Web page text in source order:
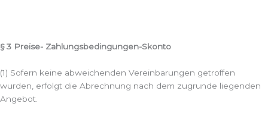
§ 3 Preise- Zahlungsbedingungen-Skonto
(1) Sofern keine abweichenden Vereinbarungen getroffen
wurden, erfolgt die Abrechnung nach dem zugrunde liegenden
Angebot.